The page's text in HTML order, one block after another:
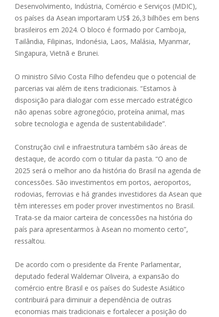
Desenvolvimento, Indústria, Comércio e Serviços (MDIC),
os países da Asean importaram US$ 26,3 bilhões em bens
brasileiros em 2024. O bloco é formado por Camboja,
Tailândia, Filipinas, Indonésia, Laos, Malásia, Myanmar,
Singapura, Vietnã e Brunei.
O ministro Silvio Costa Filho defendeu que o potencial de
parcerias vai além de itens tradicionais. “Estamos à
disposição para dialogar com esse mercado estratégico
não apenas sobre agronegócio, proteína animal, mas
sobre tecnologia e agenda de sustentabilidade”.
Construção civil e infraestrutura também são áreas de
destaque, de acordo com o titular da pasta. “O ano de
2025 será o melhor ano da história do Brasil na agenda de
concessões. São investimentos em portos, aeroportos,
rodovias, ferrovias e há grandes investidores da Asean que
têm interesses em poder prover investimentos no Brasil.
Trata-se da maior carteira de concessões na história do
país para apresentarmos à Asean no momento certo”,
ressaltou.
De acordo com o presidente da Frente Parlamentar,
deputado federal Waldemar Oliveira, a expansão do
comércio entre Brasil e os países do Sudeste Asiático
contribuirá para diminuir a dependência de outras
economias mais tradicionais e fortalecer a posição do